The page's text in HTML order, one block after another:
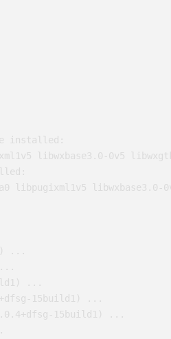
installed:
...
...
...
15build1) ...
15build1) ...